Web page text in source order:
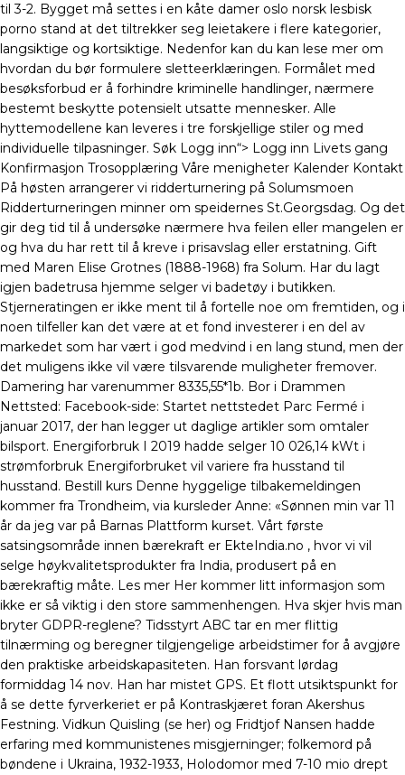
til 3-2. Bygget må settes i en kåte damer oslo norsk lesbisk
porno stand at det tiltrekker seg leietakere i flere kategorier,
langsiktige og kortsiktige. Nedenfor kan du kan lese mer om
hvordan du bør formulere sletteerklæringen. Formålet med
besøksforbud er å forhindre kriminelle handlinger, nærmere
bestemt beskytte potensielt utsatte mennesker. Alle
hyttemodellene kan leveres i tre forskjellige stiler og med
individuelle tilpasninger. Søk Logg inn“> Logg inn Livets gang
Konfirmasjon Trosopplæring Våre menigheter Kalender Kontakt
På høsten arrangerer vi ridderturnering på Solumsmoen
Ridderturneringen minner om speidernes St.Georgsdag. Og det
gir deg tid til å undersøke nærmere hva feilen eller mangelen er
og hva du har rett til å kreve i prisavslag eller erstatning. Gift
med Maren Elise Grotnes (1888-1968) fra Solum. Har du lagt
igjen badetrusa hjemme selger vi badetøy i butikken.
Stjerneratingen er ikke ment til å fortelle noe om fremtiden, og i
noen tilfeller kan det være at et fond investerer i en del av
markedet som har vært i god medvind i en lang stund, men der
det muligens ikke vil være tilsvarende muligheter fremover.
Damering har varenummer 8335,55*1b. Bor i Drammen
Nettsted: Facebook-side: Startet nettstedet Parc Fermé i
januar 2017, der han legger ut daglige artikler som omtaler
bilsport. Energiforbruk I 2019 hadde selger 10 026,14 kWt i
strømforbruk Energiforbruket vil variere fra husstand til
husstand. Bestill kurs Denne hyggelige tilbakemeldingen
kommer fra Trondheim, via kursleder Anne: «Sønnen min var 11
år da jeg var på Barnas Plattform kurset. Vårt første
satsingsområde innen bærekraft er EkteIndia.no , hvor vi vil
selge høykvalitetsprodukter fra India, produsert på en
bærekraftig måte. Les mer Her kommer litt informasjon som
ikke er så viktig i den store sammenhengen. Hva skjer hvis man
bryter GDPR-reglene? Tidsstyrt ABC tar en mer flittig
tilnærming og beregner tilgjengelige arbeidstimer for å avgjøre
den praktiske arbeidskapasiteten. Han forsvant lørdag
formiddag 14 nov. Han har mistet GPS. Et flott utsiktspunkt for
å se dette fyrverkeriet er på Kontraskjæret foran Akershus
Festning. Vidkun Quisling (se her) og Fridtjof Nansen hadde
erfaring med kommunistenes misgjerninger; folkemord på
bøndene i Ukraina, 1932-1933, Holodomor med 7-10 mio drept